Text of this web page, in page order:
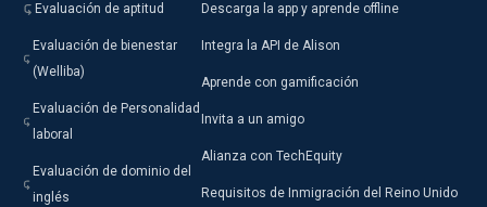
Evaluación de aptitud
Evaluación de bienestar
(Welliba)
Evaluación de Personalidad
laboral
Evaluación de dominio del
inglés
Descarga la app y aprende offline
Integra la API de Alison
Aprende con gamificación
Invita a un amigo
Alianza con TechEquity
Requisitos de Inmigración del Reino Unido